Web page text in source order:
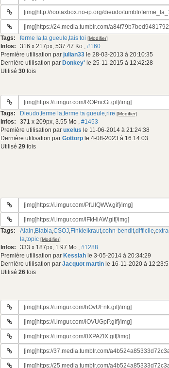
gif:
gif:
URL
gif:
URL
du
gif:
Tags: ferme la,ta gueule,tais toi [Modifier]
Infos: 316 x 217px, 537.47 Ko , #160
Première utilisation par julian33 le 28-03-2013 à 20:10:35
Dernière utilisation par Donkey' le 25-11-2015 à 12:42:28
Utilisé 30 fois
URL
gif:
Tags: Dieudo,ferme la,ferme ta gueule,rire [Modifier]
Infos: 371 x 209px, 3.55 Mo , #1453
Première utilisation par uxelus le 11-06-2014 à 21:24:38
Dernière utilisation par Gottorp le 4-08-2023 à 16:14:03
Utilisé 29 fois
URL
gif:
URL
du
Tags: Alain,Blabla,CSOJ,Finkielkraut,cohn-bendit,difficile,
la,topic [Modifier]
Infos: 333 x 187px, 1.97 Mo , #1288
Première utilisation par Kessiah le 3-05-2014 à 20:34:29
Dernière utilisation par Jacquot martin le 16-11-2020 à
Utilisé 26 fois
URL
gif:
URL
gif:
URL
gif:
URL
URL